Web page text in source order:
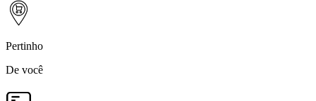
Pertinho
De você